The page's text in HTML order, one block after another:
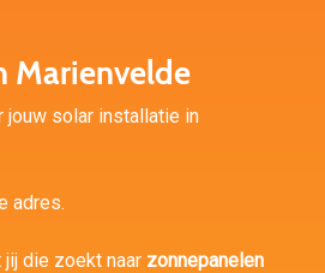
Marienvelde
jouw solar installatie in
adres.
die zoekt naar zonnepanelen